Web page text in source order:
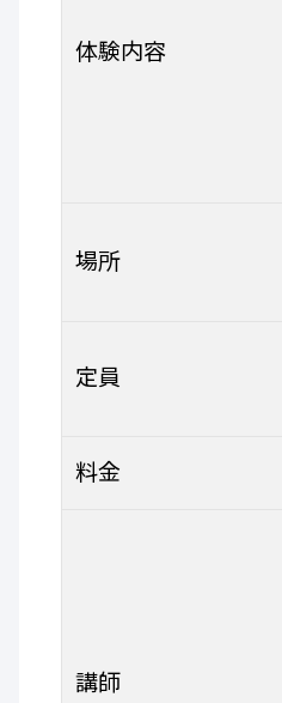
体験内容
場所
定員
料金
講師